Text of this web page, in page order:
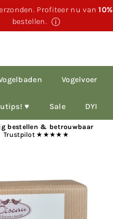
Profiteer nu van
bestellen. ⓘ
Vogelvoer
♥︎ Sale DYI
bestellen & betrouwbaar
Trustpilot ★★★★★